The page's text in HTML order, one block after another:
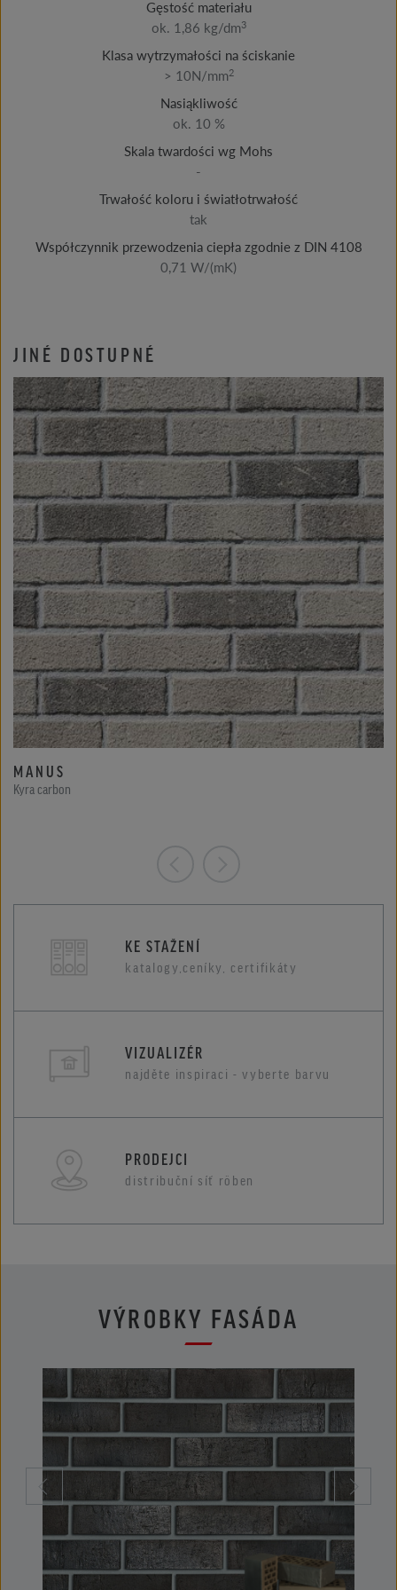
Gęstość materiału
ok. 1,86 kg/dm3
Klasa wytrzymałości na ściskanie
> 10N/mm2
Nasiąkliwość
ok. 10 %
Skala twardości wg Mohs
-
Trwałość koloru i światłotrwałość
tak
Współczynnik przewodzenia ciepła zgodnie z DIN 4108
0,71 W/(mK)
JINÉ DOSTUPNÉ
MANUS
Kyra carbon
KE STAŽENÍ
katalogy,ceníky, certifikáty
VIZUALIZÉR
najděte inspiraci - vyberte barvu
PRODEJCI
distribuční síť röben
VÝROBKY FASÁDA